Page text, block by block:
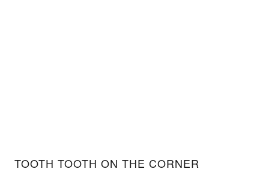
TOOTH TOOTH ON THE CORNER